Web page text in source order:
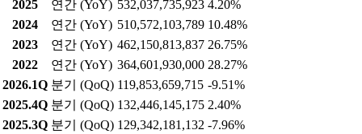
2025
연간 (YoY) 532,037,735,923 4.20%
2024
연간 (YoY) 510,572,103,789 10.48%
2023
연간 (YoY) 462,150,813,837 26.75%
2022
연간 (YoY) 364,601,930,000 28.27%
2026.1Q 분기 (QoQ) 119,853,659,715 -9.51%
2025.4Q 분기 (QoQ) 132,446,145,175 2.40%
2025.3Q 분기 (QoQ) 129,342,181,132 -7.96%